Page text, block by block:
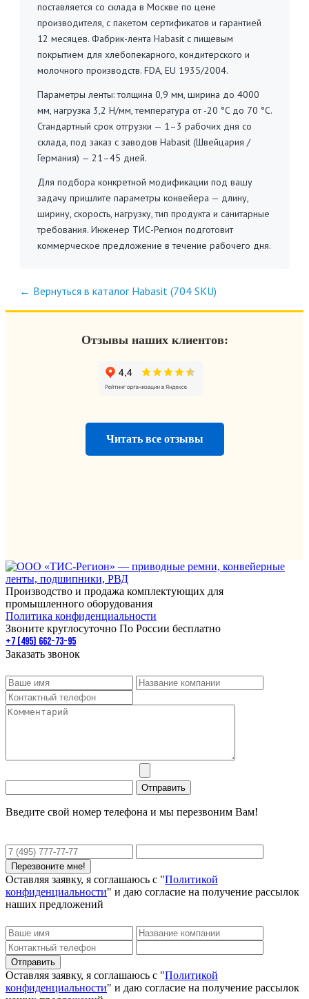
поставляется со склада в Москве по цене
производителя, с пакетом сертификатов и гарантией
12 месяцев. Фабрик-лента Habasit с пищевым
покрытием для хлебопекарного, кондитерского и
молочного производств. FDA, EU 1935/2004.
Параметры ленты: толщина 0,9 мм, ширина до 4000
мм, нагрузка 3,2 Н/мм, температура от -20 °C до 70 °C.
Стандартный срок отгрузки — 1–3 рабочих дня со
склада, под заказ с заводов Habasit (Швейцария /
Германия) — 21–45 дней.
Для подбора конкретной модификации под вашу
задачу пришлите параметры конвейера — длину,
ширину, скорость, нагрузку, тип продукта и санитарные
требования. Инженер ТИС-Регион подготовит
коммерческое предложение в течение рабочего дня.
← Вернуться в каталог Habasit (704 SKU)
Отзывы наших клиентов:
Читать все отзывы
Производство и продажа комплектующих для
промышленного оборудования
Политика конфиденциальности
Звоните круглосуточно По России бесплатно
+7 (495) 662-73-95
Заказать звонок
Введите свой номер телефона и мы перезвоним Вам!
Оставляя заявку, я соглашаюсь с "Политикой
конфиденциальности" и даю согласие на получение рассылок
наших предложений
Оставляя заявку, я соглашаюсь с "Политикой
конфиденциальности" и даю согласие на получение рассылок